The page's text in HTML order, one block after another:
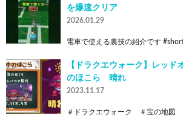
を爆速クリア
2026.01.29
電車で使える裏技の紹介です
【ドラクエウォーク】レッ
のほこら 晴れ
2023.11.17
＃ドラクエウォーク ＃宝の地図